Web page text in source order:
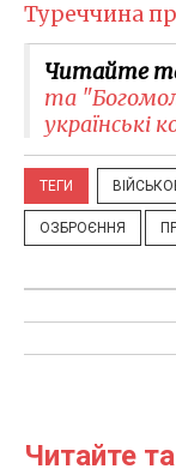
Туреччина
Читайте
та
українські
ТЕГИ
ОЗБРОЄННЯ
Читайте